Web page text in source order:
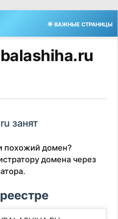
🌟 ВАЖНЫЕ СТРАНИЦЫ
занят
похожий домен?
домена через